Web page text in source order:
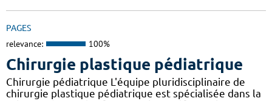
PAGES
relevance: 100%
Chirurgie plastique pédiatrique
Chirurgie pédiatrique L'équipe pluridisciplinaire de
chirurgie plastique pédiatrique est spécialisée dans la